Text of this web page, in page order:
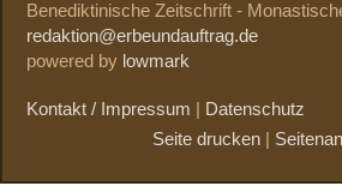
Benediktinische Zeitschrift -
redaktion@erbeundauftrag.de
powered by lowmark
Kontakt / Impressum
Datenschutz
Seite drucken